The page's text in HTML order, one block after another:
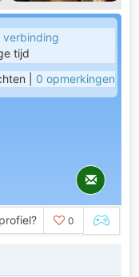
verbinding
tijd
| 0 opmerkingen
0